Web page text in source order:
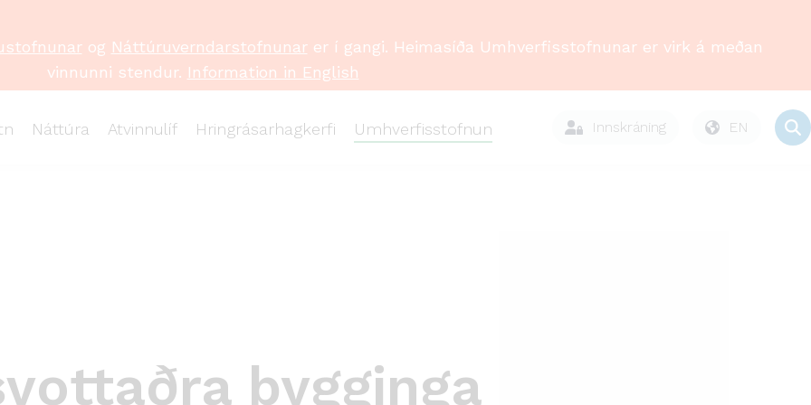
Náttúra Atvinnulíf Hringrásarhagkerfi Umhverfisstofnun Innskráning EN
og Náttúruverndarstofnunarer í gangi. Heimasíða Umhverfisstofnunar er virk á meðan
vinnunni stendur. Information in English
bygginga